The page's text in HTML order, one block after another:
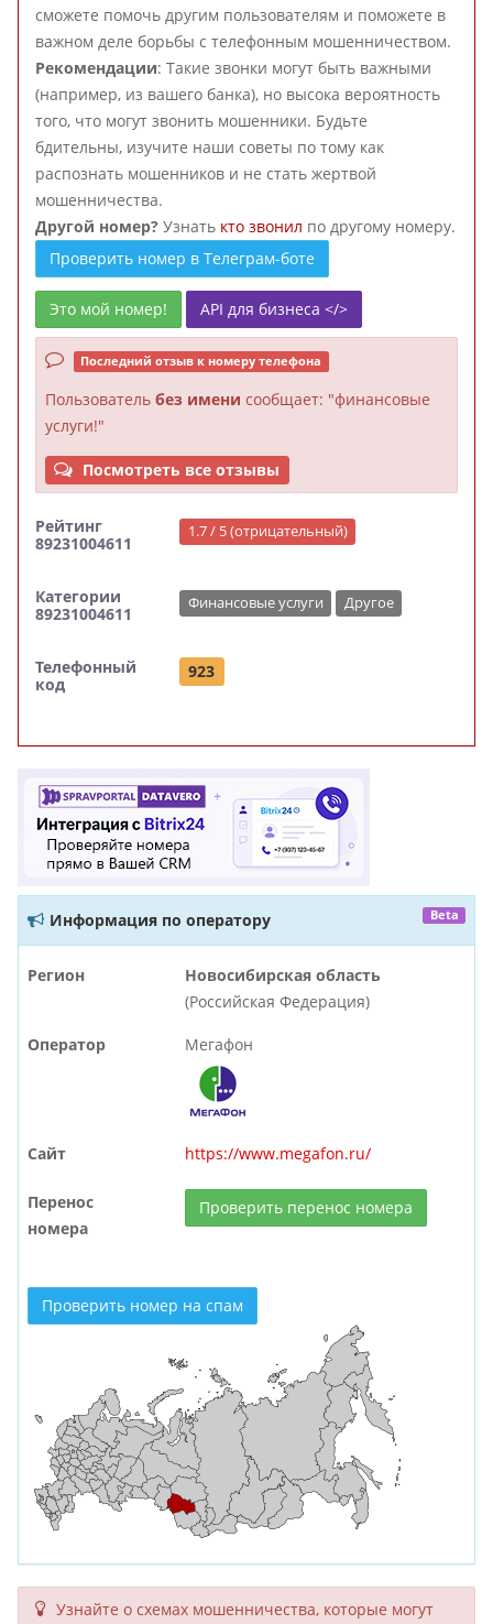
сможете помочь другим пользователям и поможете в
важном деле борьбы с телефонным мошенничеством.
Рекомендации: Такие звонки могут быть важными
(например, из вашего банка), но высока вероятность
того, что могут звонить мошенники. Будьте
бдительны, изучите наши советы по тому как
распознать мошенников и не стать жертвой
мошенничества.
Другой номер? Узнать кто звонил по другому номеру.
Проверить номер в Телеграм-боте
Это мой номер! API для бизнеса </>
Последний отзыв к номеру телефона
Пользователь без имени сообщает: "финансовые
услуги!"
Посмотреть все отзывы
Рейтинг
89231004611
1.7 / 5 (отрицательный)
Категории
89231004611
Финансовые услуги Другое
Телефонный
код
923
Информация по оператору Beta
Регион
Новосибирская область
(Российская Федерация)
Оператор Мегафон
Сайт https://www.megafon.ru/
Перенос
номера
Проверить перенос номера
Проверить номер на спам
Узнайте о схемах мошенни­чества, кото­рые могут